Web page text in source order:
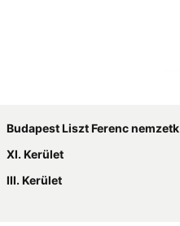
Budapest Liszt Ferenc nemzetközi repülőtér
XI. Kerület
III. Kerület